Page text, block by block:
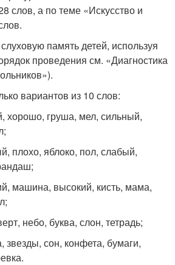
слов, а по теме «Искусство и
память детей, используя
проведения см. «Диагностика
вариантов из 10 слов:
хорошо, груша, мел, сильный,
плохо, яблоко, пол, слабый,
машина, высокий, кисть, мама,
небо, буква, слон, тетрадь;
звезды, сон, конфета, бумаги,